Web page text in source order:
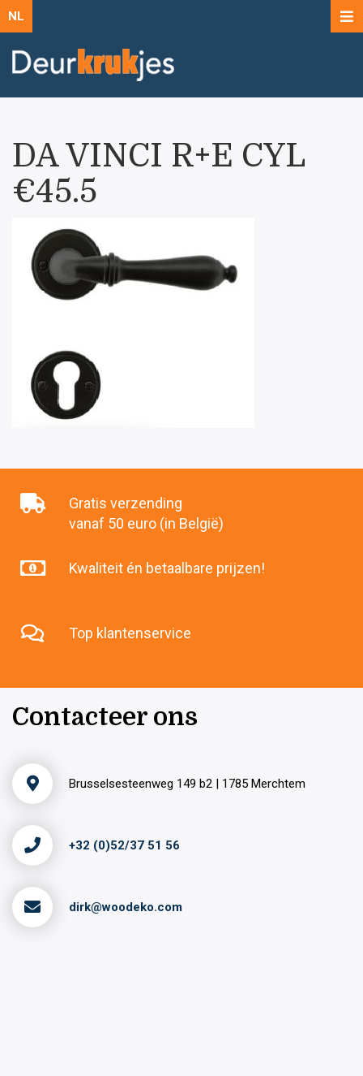
NL
DA VINCI R+E CYL
€45.5
Gratis verzending
vanaf 50 euro (in België)
Kwaliteit én betaalbare prijzen!
Top klantenservice
Contacteer ons
Brusselsesteenweg 149 b2 | 1785 Merchtem
+32 (0)52/37 51 56
dirk@woodeko.com